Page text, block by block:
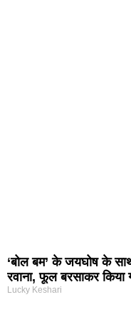
‘बोल बम’ के जयघोष के
रवाना, फूल बरसाकर किया
Lucky Keshari